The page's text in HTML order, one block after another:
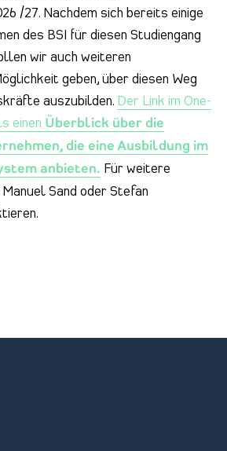
/27. Nachdem sich bereits einige
des BSI für diesen Studiengang
wir auch weiteren
geben, über diesen Weg
auszubilden. Der Link im One-
einen Überblick über die
die eine Ausbildung im
anbieten. Für weitere
Sand oder Stefan